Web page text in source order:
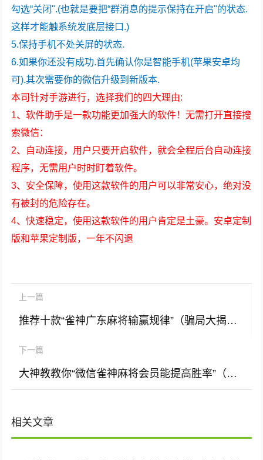
勾选“关闭".(也就是要把“群消息的提示保持在开启"的状态.
这样才能触系统发底层接口.)
5.保持手机不处关屏的状态.
6.如果你还没有成功.首先确认你是智能手机(苹果安卓均
可).其次需要你的微信升级到新版本.
本司针对手游进行，选择我们的四大理由:
1、软件助手是一款功能更加强大的软件！无需打开直接搜
索微信：
2、自动连接，用户只要开启软件，就会全程后台自动连接
程序，无需用户时时盯着软件。
3、安全保障，使用这款软件的用户可以非常安心，绝对没
有被封的危险存在。
4、快速稳定，使用这款软件的用户肯定是土豪。安卓定制
版和苹果定制版，一年不闪退
上一篇
推荐十款“雀神广东麻将输赢规律”（骗局大揭秘)
下一篇
大神教教你“微信雀神麻将会员能提高胜率”（如何让系统发好牌)
相关文章